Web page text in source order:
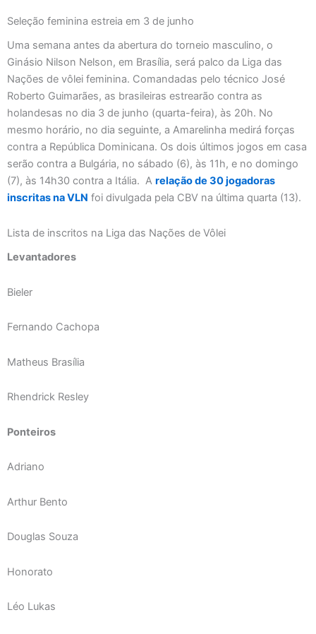
Seleção feminina estreia em 3 de junho
Uma semana antes da abertura do torneio masculino, o
Ginásio Nilson Nelson, em Brasília, será palco da Liga das
Nações de vôlei feminina. Comandadas pelo técnico José
Roberto Guimarães, as brasileiras estrearão contra as
holandesas no dia 3 de junho (quarta-feira), às 20h. No
mesmo horário, no dia seguinte, a Amarelinha medirá forças
contra a República Dominicana. Os dois últimos jogos em casa
serão contra a Bulgária, no sábado (6), às 11h, e no domingo
(7), às 14h30 contra a Itália. A relação de 30 jogadoras
inscritas na VLN foi divulgada pela CBV na última quarta (13).
Lista de inscritos na Liga das Nações de Vôlei
Levantadores
Bieler
Fernando Cachopa
Matheus Brasília
Rhendrick Resley
Ponteiros
Adriano
Arthur Bento
Douglas Souza
Honorato
Léo Lukas